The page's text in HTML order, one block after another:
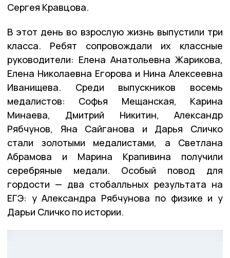
Сергея Кравцова.
В этот день во взрослую жизнь выпустили три
класса. Ребят сопровождали их классные
руководители: Елена Анатольевна Жарикова,
Елена Николаевна Егорова и Нина Алексеевна
Иванищева. Среди выпускников восемь
медалистов: Софья Мещанская, Карина
Минаева, Дмитрий Никитин, Александр
Рябчунов, Яна Сайганова и Дарья Сличко
стали золотыми медалистами, а Светлана
Абрамова и Марина Крапивина получили
серебряные медали. Особый повод для
гордости — два стобалльных результата на
ЕГЭ: у Александра Рябчунова по физике и у
Дарьи Сличко по истории.